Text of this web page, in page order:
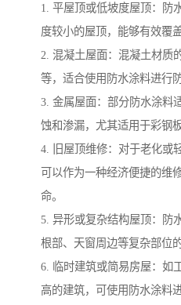
1. 平屋顶或低坡度屋顶：防
度较小的屋顶，能够有效覆
2. 混凝土屋面：混凝土材质
等，适合使用防水涂料进行
3. 金属屋面：部分防水涂料
蚀和渗漏，尤其适用于彩钢
4. 旧屋顶维修：对于老化或
可以作为一种经济便捷的维
命。
5. 异形或复杂结构屋顶：防
根部、天窗周边等复杂部位
6. 临时建筑或简易房屋：如
高的建筑，可使用防水涂料